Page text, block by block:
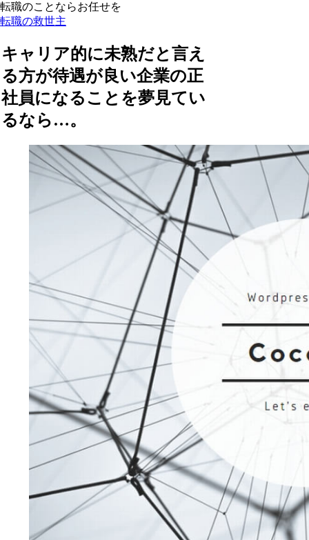
転職のことならお任せを
転職の救世主
キャリア的に未熟だと言え
る方が待遇が良い企業の正
社員になることを夢見てい
るなら…。